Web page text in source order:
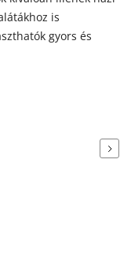
is
gyors és
Next